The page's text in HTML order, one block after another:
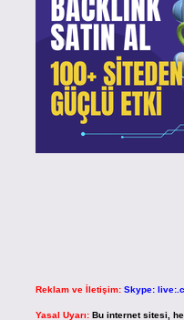
Reklam ve İletişim: Skype:
Yasal Uyarı: Bu internet sitesi,